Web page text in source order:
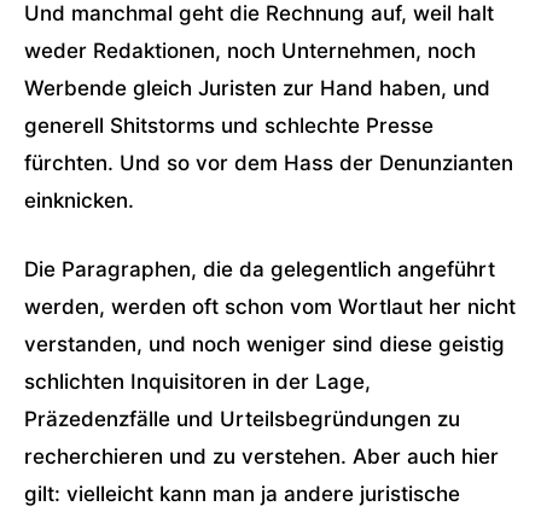
Und manchmal geht die Rechnung auf, weil halt
weder Redaktionen, noch Unternehmen, noch
Werbende gleich Juristen zur Hand haben, und
generell Shitstorms und schlechte Presse
fürchten. Und so vor dem Hass der Denunzianten
einknicken.
Die Paragraphen, die da gelegentlich angeführt
werden, werden oft schon vom Wortlaut her nicht
verstanden, und noch weniger sind diese geistig
schlichten Inquisitoren in der Lage,
Präzedenzfälle und Urteilsbegründungen zu
recherchieren und zu verstehen. Aber auch hier
gilt: vielleicht kann man ja andere juristische